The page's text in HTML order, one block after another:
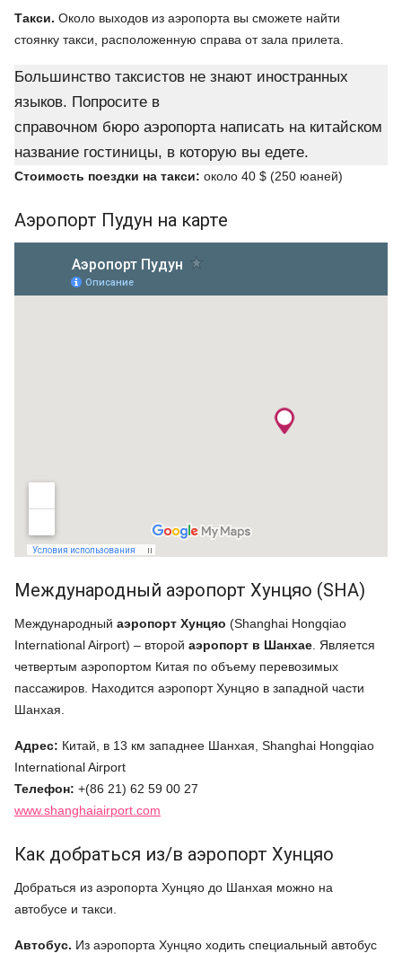
Такси. Около выходов из аэропорта вы сможете найти
стоянку такси, расположенную справа от зала прилета.
Большинство таксистов не знают иностранных
языков. Попросите в
справочном бюро аэропорта написать на китайском
название гостиницы, в которую вы едете.
Стоимость поездки на такси: около 40 $ (250 юаней)
Аэропорт Пудун на карте
Международный аэропорт Хунцяо (SHA)
Международный аэропорт Хунцяо (Shanghai Hongqiao
International Airport) – второй аэропорт в Шанхае . Является
четвертым аэропортом Китая по объему перевозимых
пассажиров. Находится аэропорт Хунцяо в западной части
Шанхая.
Адрес: Китай, в 13 км западнее Шанхая, Shanghai Hongqiao
International Airport
Телефон: +(86 21) 62 59 00 27
www.shanghaiairport.com
Как добраться из/в аэропорт Хунцяо
Добраться из аэропорта Хунцяо до Шанхая можно на
автобусе и такси.
Автобус. Из аэропорта Хунцяо ходить специальный автобус